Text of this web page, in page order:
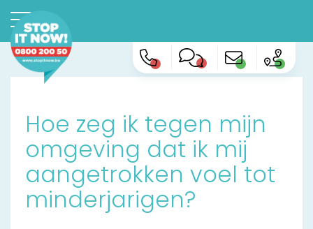
Hoe zeg ik tegen mijn
omgeving dat ik mij
aangetrokken voel tot
minderjarigen?